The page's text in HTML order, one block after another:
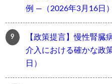
例 ―（2026年3月16日）
【政策提言】慢性腎臓
介入における確かな政
日）